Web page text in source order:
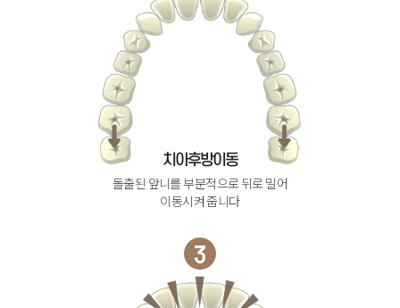
치아후방이동
돌출된 앞니를 부분적으로 뒤로 밀어
이동시켜 줍니다
3